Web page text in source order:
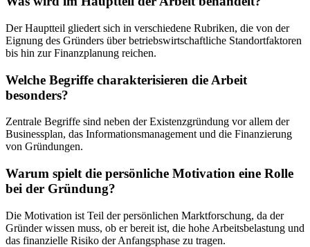
Der Hauptteil gliedert sich in verschiedene Rubriken, die von der
Eignung des Gründers über betriebswirtschaftliche Standortfaktoren
bis hin zur Finanzplanung reichen.
Welche Begriffe charakterisieren die Arbeit
besonders?
Zentrale Begriffe sind neben der Existenzgründung vor allem der
Businessplan, das Informationsmanagement und die Finanzierung
von Gründungen.
Warum spielt die persönliche Motivation eine Rolle
bei der Gründung?
Die Motivation ist Teil der persönlichen Marktforschung, da der
Gründer wissen muss, ob er bereit ist, die hohe Arbeitsbelastung und
das finanzielle Risiko der Anfangsphase zu tragen.